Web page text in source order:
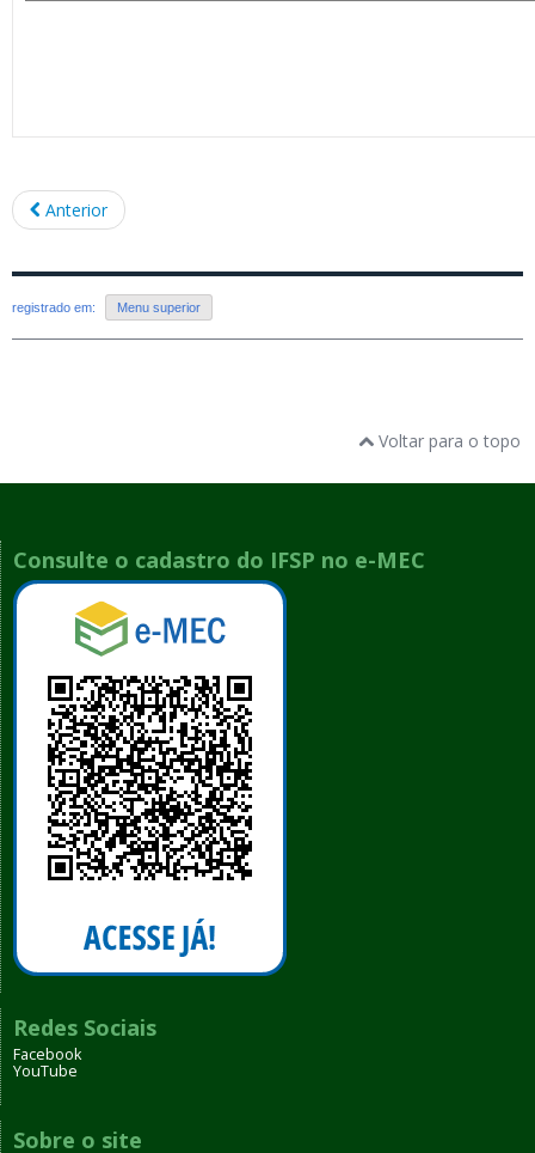
Anterior
registrado em: Menu superior
Voltar para o topo
Consulte o cadastro do IFSP no e-MEC
Redes Sociais
Facebook
YouTube
Sobre o site